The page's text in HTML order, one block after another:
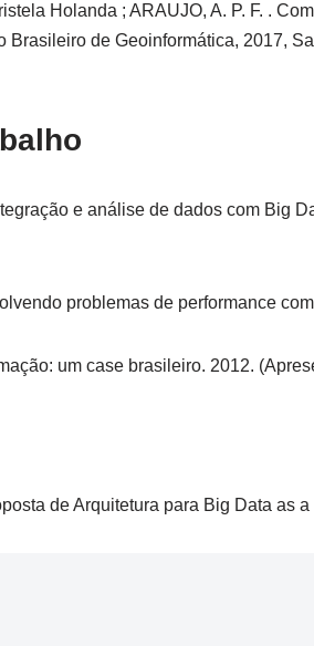
Holanda ; ARAUJO, A. P. F. .
de Geoinformática, 2017,
e análise de dados com Big
problemas de performance
um case brasileiro. 2012.
de Arquitetura para Big Data as